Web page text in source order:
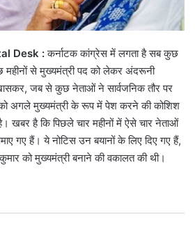
Desk :कर्नाटक कांग्रेस में लगता है सब कुछ
महीनों से मुख्यमंत्री पद को लेकर अंदरूनी
जब से कुछ नेताओं ने सार्वजनिक तौर पर
अगले मुख्यमंत्री के रूप में पेश करने की कोशिश
खबर है कि पिछले चार महीनों में ऐसे चार नेताओं
गए हैं। ये नोटिस उन बयानों के लिए दिए गए हैं,
को मुख्यमंत्री बनाने की वकालत की थी।